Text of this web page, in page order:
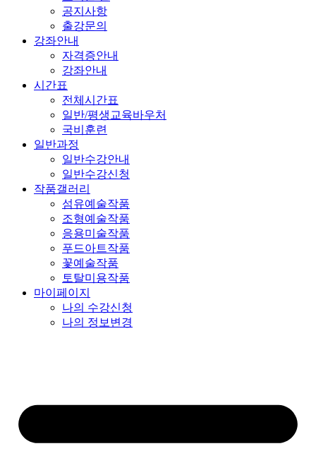
공지사항
출강문의
강좌안내
자격증안내
강좌안내
시간표
전체시간표
일반/평생교육바우처
국비훈련
일반과정
일반수강안내
일반수강신청
작품갤러리
섬유예술작품
조형예술작품
응용미술작품
푸드아트작품
꽃예술작품
토탈미용작품
마이페이지
나의 수강신청
나의 정보변경